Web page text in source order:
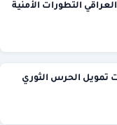
التطورات الأمنية
تمويل الحرس الثوري